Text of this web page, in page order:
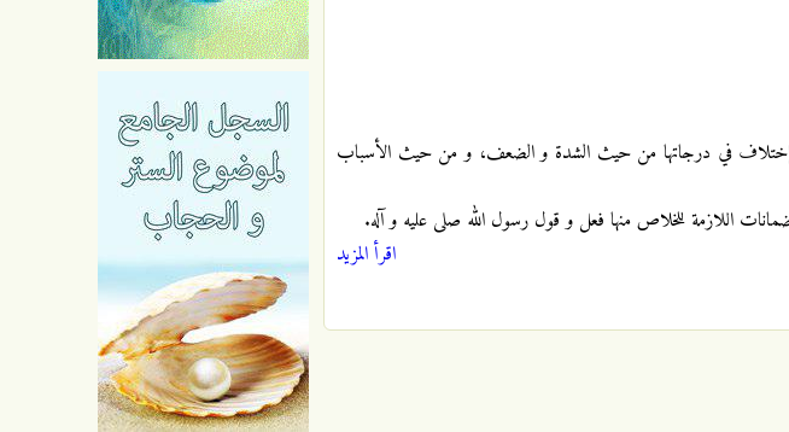
إختلاف في درجاتها من حيث الشدة و الضعف، و من حيث الأسباب
اللازمة للخلاص منها فعل و قول رسول الله صلى عليه و آله.
اقرأ المزيد